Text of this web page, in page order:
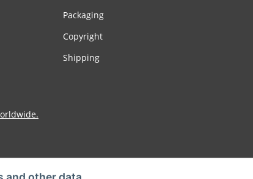
Packaging
Copyright
Shipping